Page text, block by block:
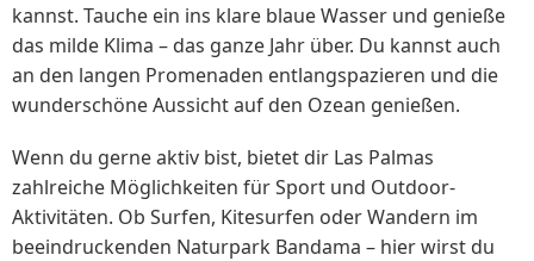
kannst. Tauche ein ins klare blaue Wasser und genieße
das milde Klima – das ganze Jahr über. Du kannst auch
an den langen Promenaden entlangspazieren und die
wunderschöne Aussicht auf den Ozean genießen.
Wenn du gerne aktiv bist, bietet dir Las Palmas
zahlreiche Möglichkeiten für Sport und Outdoor-
Aktivitäten. Ob Surfen, Kitesurfen oder Wandern im
beeindruckenden Naturpark Bandama – hier wirst du